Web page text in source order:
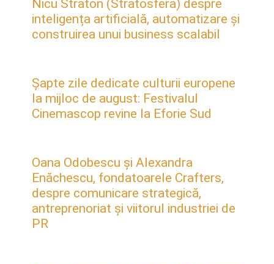
Nicu Straton (Stratosfera) despre
inteligența artificială, automatizare și
construirea unui business scalabil
Șapte zile dedicate culturii europene
la mijloc de august: Festivalul
Cinemascop revine la Eforie Sud
Oana Odobescu și Alexandra
Enăchescu, fondatoarele Crafters,
despre comunicare strategică,
antreprenoriat și viitorul industriei de
PR